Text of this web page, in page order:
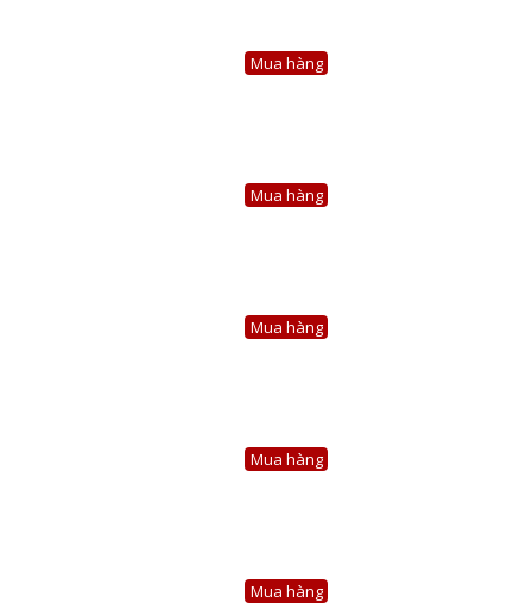
Mua hàng
Mua hàng
Mua hàng
Mua hàng
Mua hàng